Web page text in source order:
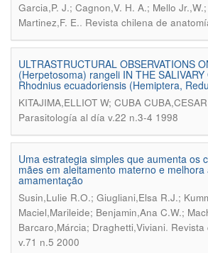
Garcia,P. J.; Cagnon,V. H. A.; Mello
Martinez,F. E.. Revista chilena de
ULTRASTRUCTURAL OBSERVATIONS
(Herpetosoma) rangeli IN THE
Rhodnius ecuadoriensis (Hemiptera,
KITAJIMA,ELLIOT W; CUBA
Parasitología al día v.22 n.3-4 1998
Uma estrategia simples que aumenta os
mães em aleitamento materno e melhora
amamentação
Susin,Lulie R.O.; Giugliani,Elsa R.J.;
Maciel,Marileide; Benjamin,Ana C.W.;
Barcaro,Márcia; Draghetti,Viviani.
v.71 n.5 2000